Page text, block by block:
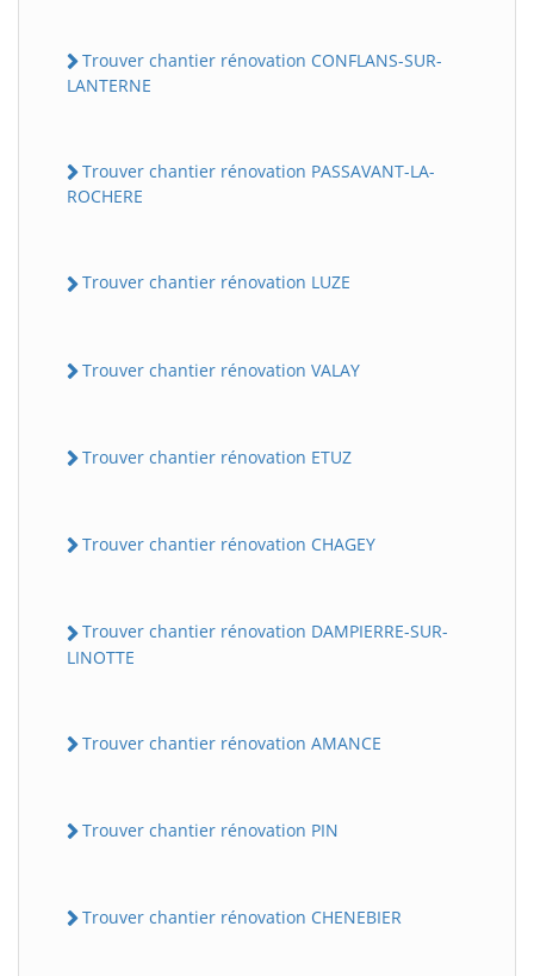
Trouver chantier rénovation CONFLANS-SUR-
LANTERNE
Trouver chantier rénovation PASSAVANT-LA-
ROCHERE
Trouver chantier rénovation LUZE
Trouver chantier rénovation VALAY
Trouver chantier rénovation ETUZ
Trouver chantier rénovation CHAGEY
Trouver chantier rénovation DAMPIERRE-SUR-
LINOTTE
Trouver chantier rénovation AMANCE
Trouver chantier rénovation PIN
Trouver chantier rénovation CHENEBIER